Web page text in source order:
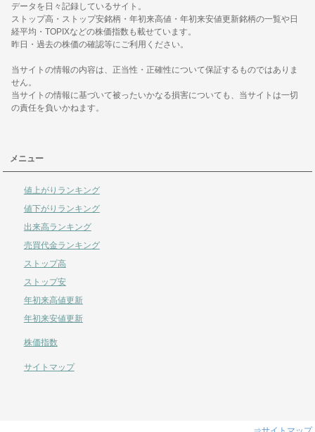
データを日々記録しているサイト。
ストップ高・ストップ安銘柄・年初来高値・年初来安値更新銘柄の一覧や日
経平均・TOPIXなどの株価指数も載せています。
昨日・過去の株価の確認等にご利用ください。
当サイトの情報の内容は、正当性・正確性について保証するものではありま
せん。
当サイトの情報に基づいて被ったいかなる損害についても、当サイトは一切
の責任を負いかねます。
メニュー
値上がりランキング
値下がりランキング
出来高ランキング
売買代金ランキング
ストップ高
ストップ安
年初来高値更新
年初来安値更新
株価指数
サイトマップ